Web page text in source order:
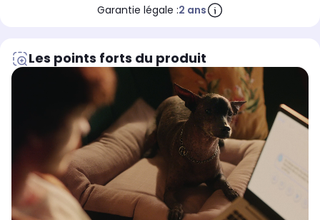
Garantie légale :2 ans
Les points forts du produit